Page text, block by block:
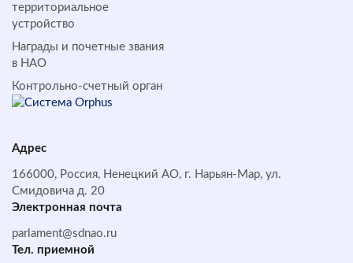
территориальное
устройство
Награды и почетные звания
в НАО
Контрольно-счетный орган
Адрес
166000, Россия, Ненецкий АО, г. Нарьян-Мар, ул.
Смидовича д. 20
Электронная почта
parlament@sdnao.ru
Тел. приемной